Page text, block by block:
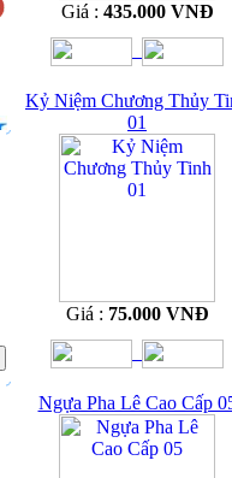
Giá : 435.000 VNĐ
Kỷ Niệm Chương Thủy
01
Giá : 75.000 VNĐ
Ngựa Pha Lê Cao Cấp